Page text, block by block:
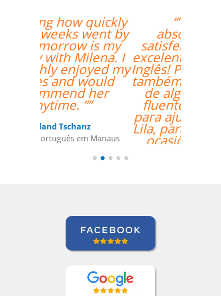
“”Lila está
absolutamente
satisfeita por ter um
excelente professor de
Inglês! Pontos positivos
também para a seleção
de alguém que fala
fluentemente russo
para ajudai ainda mais
Lila, para aquelas raras
ocasiões em que a
tradução pode
beneficiar a aquisição
Curso de Inglês em Orlando